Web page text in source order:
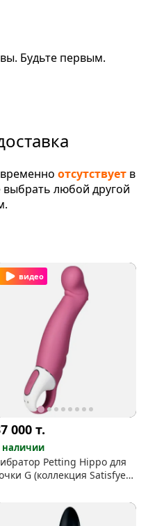
Будьте первым.
отсутствует в
любой другой
видео
000т.
наличии
Petting Hippo для
G (коллекция Satisfyer